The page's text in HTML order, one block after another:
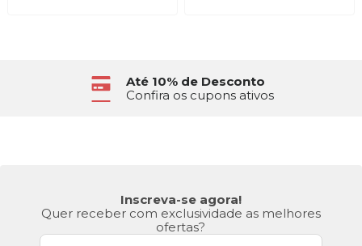
Até 10% de Desconto
Confira os cupons ativos
Inscreva-se agora!
Quer receber com exclusividade as melhores
ofertas?